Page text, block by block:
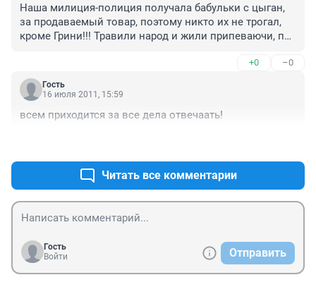
Наша милиция-полиция получала бабульки с цыган,
за продаваемый товар, поэтому никто их не трогал,
кроме Грини!!! Травили народ и жили припеваючи, по
возвращаются((((((((
+0 –0
Гость
16 июля 2011, 15:59
всем приходится за все дела отвечаать!
Читать все комментарии
Гость
Войти
Отправить